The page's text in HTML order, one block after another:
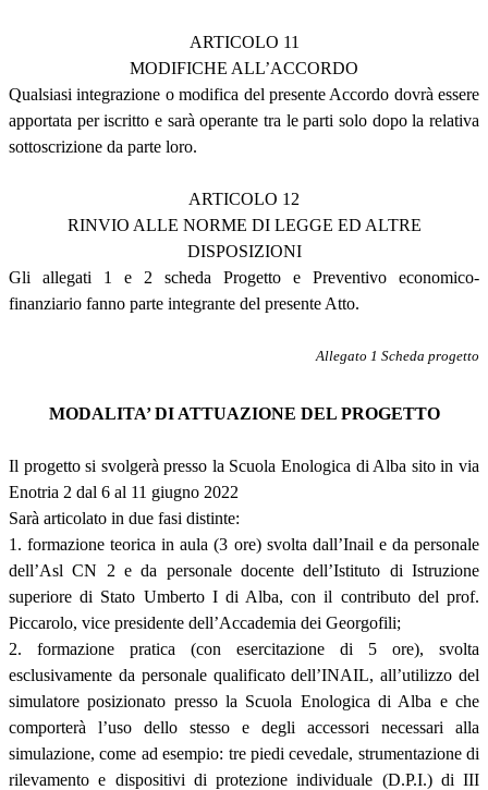
ARTICOLO 11
MODIFICHE ALL’ACCORDO
Qualsiasi integrazione o modifica del presente Accordo dovrà essere
apportata per iscritto e sarà operante tra le parti solo dopo la relativa
sottoscrizione da parte loro.
ARTICOLO 12
RINVIO ALLE NORME DI LEGGE ED ALTRE
DISPOSIZIONI
Gli allegati 1 e 2 scheda Progetto e Preventivo economico-
finanziario fanno parte integrante del presente Atto.
Allegato 1 Scheda progetto
MODALITA’ DI ATTUAZIONE DEL PROGETTO
Il progetto si svolgerà presso la Scuola Enologica di Alba sito in via
Enotria 2 dal 6 al 11 giugno 2022
Sarà articolato in due fasi distinte:
1. formazione teorica in aula (3 ore) svolta dall’Inail e da personale
dell’Asl CN 2 e da personale docente dell’Istituto di Istruzione
superiore di Stato Umberto I di Alba, con il contributo del prof.
Piccarolo, vice presidente dell’Accademia dei Georgofili;
2. formazione pratica (con esercitazione di 5 ore), svolta
esclusivamente da personale qualificato dell’INAIL, all’utilizzo del
simulatore posizionato presso la Scuola Enologica di Alba e che
comporterà l’uso dello stesso e degli accessori necessari alla
simulazione, come ad esempio: tre piedi cevedale, strumentazione di
rilevamento e dispositivi di protezione individuale (D.P.I.) di III